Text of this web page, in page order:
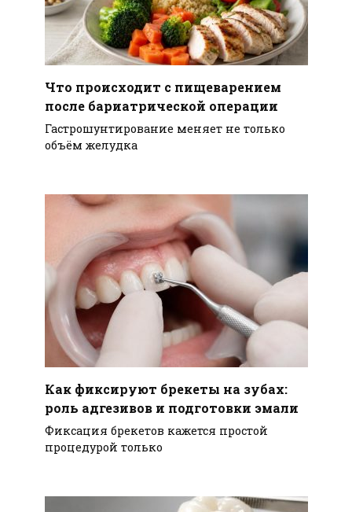
Что происходит с пищеварением
после бариатрической операции
Гастрошунтирование меняет не только
объём желудка
Как фиксируют брекеты на зубах:
роль адгезивов и подготовки эмали
Фиксация брекетов кажется простой
процедурой только